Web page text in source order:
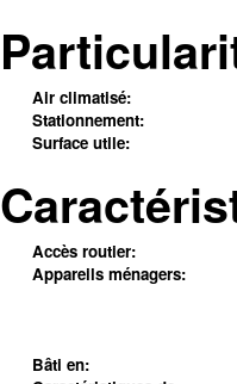
Air climatisé:
Stationnement:
Surface utile:
Accès routier:
Appareils ménagers:
Bâti en: